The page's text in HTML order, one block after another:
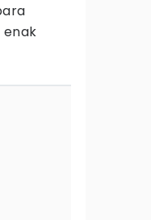
enak